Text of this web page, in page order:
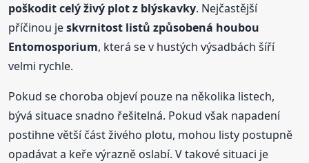
poškodit celý živý plot z blýskavky. Nejčastější
příčinou jeskvrnitost listů způsobená houbou
Entomosporium, která se v hustých výsadbách šíří
velmi rychle.
Pokud se choroba objeví pouze na několika listech,
bývá situace snadno řešitelná. Pokud však napadení
postihne větší část živého plotu, mohou listy postupně
opadávat a keře výrazně oslabí. V takové situaci je